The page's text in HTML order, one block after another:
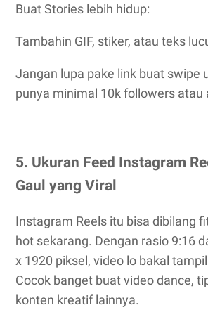
Buat Stories lebih hidup:
Tambahin GIF, stiker, atau teks
Jangan lupa pake link buat swipe
punya minimal 10k followers atau
5. Ukuran Feed Instagram
Gaul yang Viral
Instagram Reels itu bisa dibilang
hot sekarang. Dengan rasio 9:16
x 1920 piksel, video lo bakal
Cocok banget buat video dance,
konten kreatif lainnya.